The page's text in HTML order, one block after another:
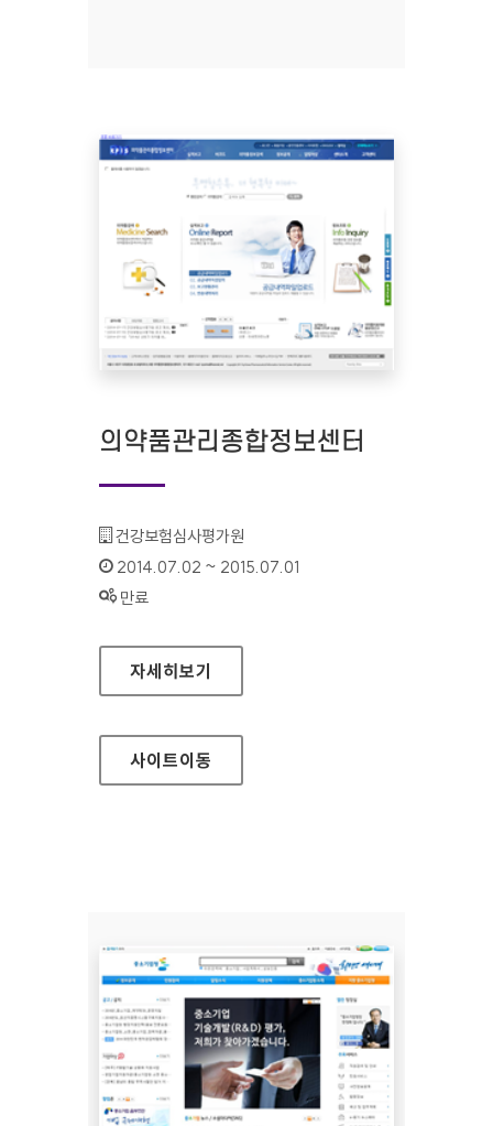
의약품관리종합정보센터
기관명 :
건강보험심사평가원
인증기간 :
2014.07.02 ~ 2015.07.01
상태 :
만료
의약품관리종합정보센터
자세히보기
사이트이동